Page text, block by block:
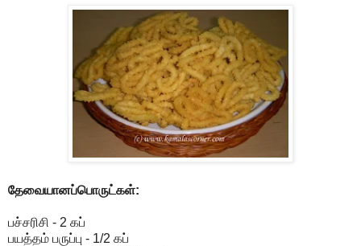
தேவையானப்பொருட்கள்:
பச்சரிசி - 2 கப்
பயத்தம் பருப்பு - 1/2 கப்